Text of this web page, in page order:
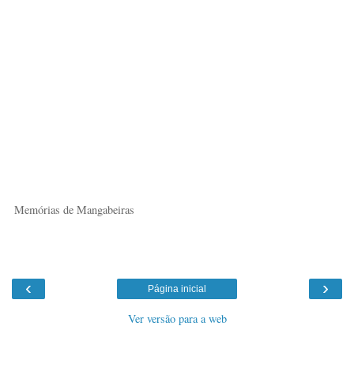
Memórias de Mangabeiras
‹ ›
Página inicial
Ver versão para a web